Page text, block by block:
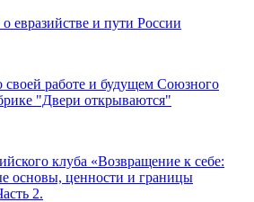
евразийстве и пути России
работе и будущем Союзного
"Двери открываются"
клуба «Возвращение к себе:
основы, ценности и границы
2.